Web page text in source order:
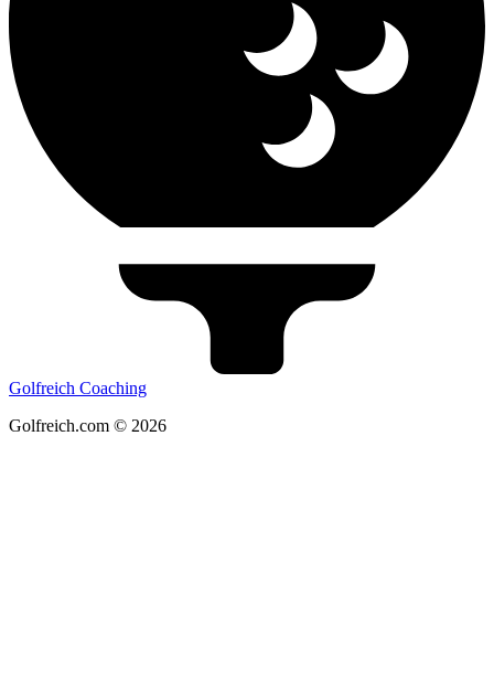
Golfreich Coaching
Golfreich.com © 2026